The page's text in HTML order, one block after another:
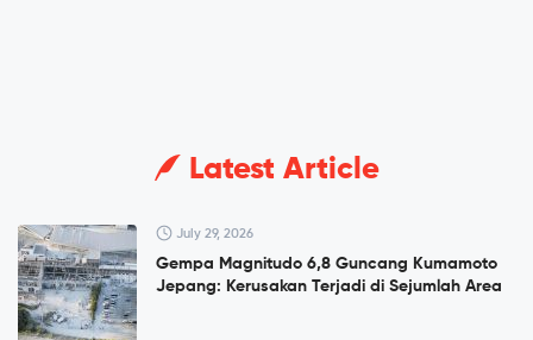
Latest Article
July 29, 2026
Gempa Magnitudo 6,8 Guncang Kumamoto
Jepang: Kerusakan Terjadi di Sejumlah Area